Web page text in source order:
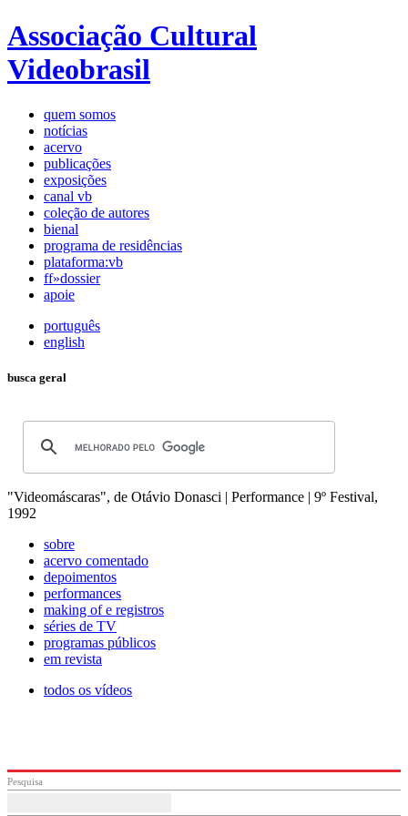
Associação Cultural
Videobrasil
quem somos
notícias
acervo
publicações
exposições
canal vb
coleção de autores
bienal
programa de residências
plataforma:vb
ff»dossier
apoie
português
english
busca geral
"Videomáscaras", de Otávio Donasci | Performance | 9º Festival,
1992
sobre
acervo comentado
depoimentos
performances
making of e registros
séries de TV
programas públicos
em revista
todos os vídeos
Pesquisa